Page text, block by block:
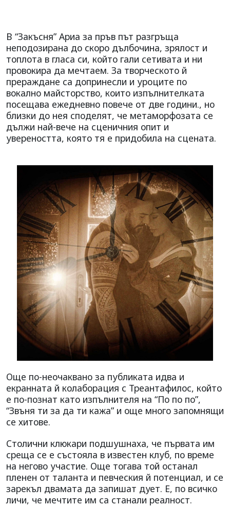
В “Закъсня” Ариа за пръв път разгръща
неподозирана до скоро дълбочина, зрялост и
топлота в гласа си, който гали сетивата и ни
провокира да мечтаем. За творческото й
прераждане са допринесли и уроците по
вокално майсторство, които изпълнителката
посещава ежедневно повече от две години., но
близки до нея споделят, че метаморфозата се
дължи най-вече на сценичния опит и
увереността, която тя е придобила на сцената.
Още по-неочаквано за публиката идва и
екранната й колаборация с Треантафилос, който
е по-познат като изпълнителя на “По по по”,
“Звъня ти за да ти кажа” и още много запомнящи
се хитове.
Столични клюкари подшушнаха, че първата им
среща се е състояла в известен клуб, по време
на негово участие. Още тогава той останал
пленен от таланта и певческия й потенциал, и се
зарекъл двамата да запишат дует. Е, по всичко
личи, че мечтите им са станали реалност.